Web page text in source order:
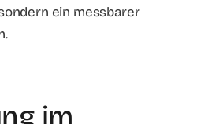
ein messbarer
im